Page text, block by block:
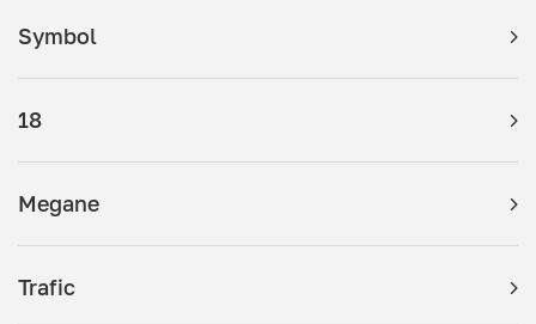
Symbol
18
Megane
Trafic